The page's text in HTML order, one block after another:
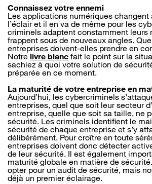
Connaissez votre ennemi
Les applications numériques changent
l’éclair et il en va de même pour les
criminels adaptent constamment leurs
frappent sous de nouveaux angles.
entreprises doivent-elles prendre en
Notre livre blanc fait le point sur la
sachiez à quoi votre solution de
préparée en ce moment.
La maturité de votre entreprise en
Aujourd’hui, les cybercriminels
entreprises, quel que soit leur secteur
entreprise, quelle que soit sa taille, ne
sécurité. Les criminels identifient le
sécurité de chaque entreprise et s’y
délibérément. Pour croître en toute
entreprises doivent donc détecter
de leur sécurité. Il est également
maturité globale en matière de
opter pour un audit de sécurité, mais
déjà un premier éclairage.